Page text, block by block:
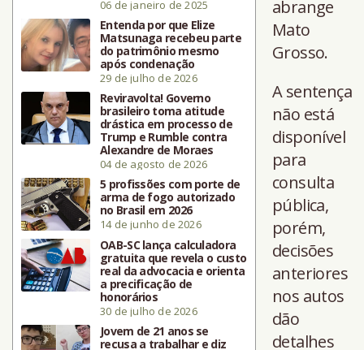
06 de janeiro de 2025
Entenda por que Elize
Matsunaga recebeu parte
do patrimônio mesmo
após condenação
29 de julho de 2026
Reviravolta! Governo
brasileiro toma atitude
drástica em processo de
Trump e Rumble contra
Alexandre de Moraes
04 de agosto de 2026
5 profissões com porte de
arma de fogo autorizado
no Brasil em 2026
14 de junho de 2026
OAB-SC lança calculadora
gratuita que revela o custo
real da advocacia e orienta
a precificação de
honorários
30 de julho de 2026
Jovem de 21 anos se
recusa a trabalhar e diz
abrange
Mato
Grosso.
A sentença
não está
disponível
para
consulta
pública,
porém,
decisões
anteriores
nos autos
dão
detalhes